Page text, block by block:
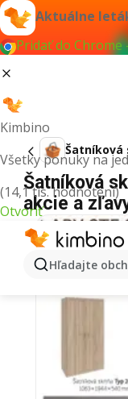
Aktuálne
Pridať do Chrome
Kimbino
Všetky ponuky na
(14,1 tis. hodnotení)
Otvoriť
Hľadajte
Šatníková
Šatníková
akcie a